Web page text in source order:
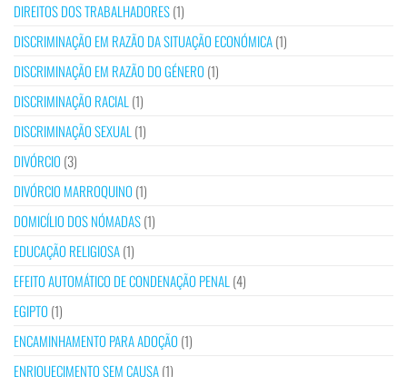
DIREITOS DOS TRABALHADORES(1)
DISCRIMINAÇÃO EM RAZÃO DA SITUAÇÃO ECONÓMICA(1)
DISCRIMINAÇÃO EM RAZÃO DO GÉNERO (1)
DISCRIMINAÇÃO RACIAL (1)
DISCRIMINAÇÃO SEXUAL (1)
DIVÓRCIO (3)
DIVÓRCIO MARROQUINO (1)
DOMICÍLIO DOS NÓMADAS(1)
EDUCAÇÃO RELIGIOSA(1)
EFEITO AUTOMÁTICO DE CONDENAÇÃO PENAL (4)
EGIPTO (1)
ENCAMINHAMENTO PARA ADOÇÃO (1)
ENRIQUECIMENTO SEM CAUSA(1)